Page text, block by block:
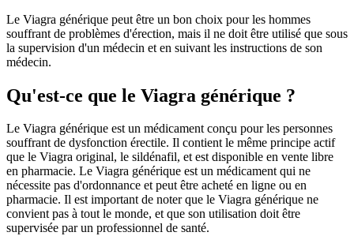
Le Viagra générique peut être un bon choix pour les hommes
souffrant de problèmes d'érection, mais il ne doit être utilisé que sous
la supervision d'un médecin et en suivant les instructions de son
médecin.
Qu'est-ce que le Viagra générique ?
Le Viagra générique est un médicament conçu pour les personnes
souffrant de dysfonction érectile. Il contient le même principe actif
que le Viagra original, le sildénafil, et est disponible en vente libre
en pharmacie. Le Viagra générique est un médicament qui ne
nécessite pas d'ordonnance et peut être acheté en ligne ou en
pharmacie. Il est important de noter que le Viagra générique ne
convient pas à tout le monde, et que son utilisation doit être
supervisée par un professionnel de santé.